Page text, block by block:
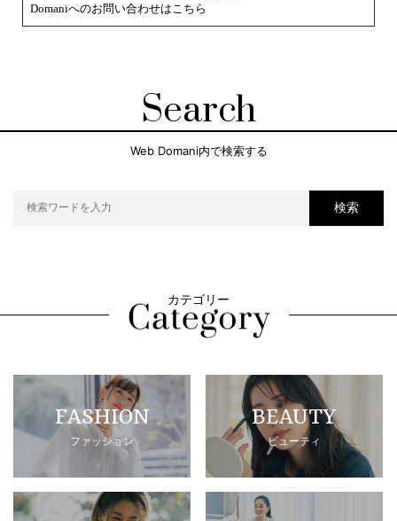
Domaniへのお問い合わせはこちら
Search
Web Domani内で検索する
検索
カテゴリー
FASHION
ファッション
BEAUTY
ビューティ